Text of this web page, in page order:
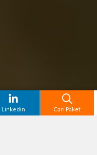
Linkedin Cari Paket